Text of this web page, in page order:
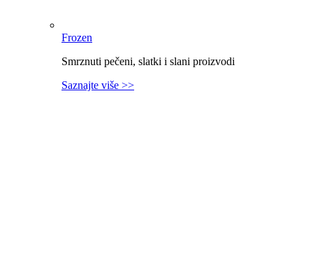
Frozen
Smrznuti pečeni, slatki i slani proizvodi
Saznajte više >>